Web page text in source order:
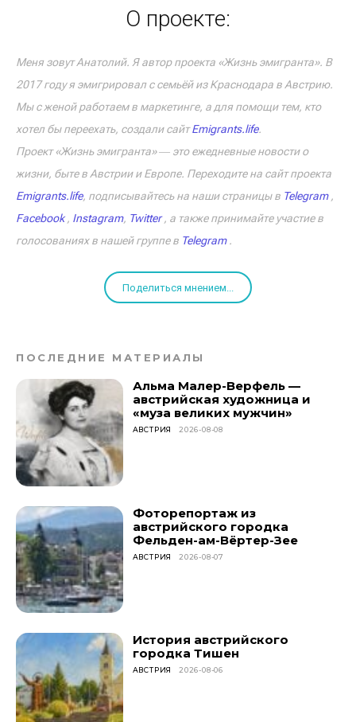
О проекте:
Меня зовут Анатолий. Я автор проекта «Жизнь эмигранта». В
2017 году я эмигрировал с семьёй из Краснодара в Австрию.
Мы с женой работаем в маркетинге, а для помощи тем, кто
хотел бы переехать, создали сайтEmigrants.life.
Проект «Жизнь эмигранта» ― это ежедневные новости о
жизни, быте в Австрии и Европе. Переходите на сайт проекта
Emigrants.life, подписывайтесь на наши страницы в Telegram,
Facebook, Instagram, Twitter, а также принимайте участие в
голосованиях в нашей группе в Telegram.
Поделиться мнением...
ПОСЛЕДНИЕ МАТЕРИАЛЫ
Альма Малер-Верфель —
австрийская художница и
«муза великих мужчин»
АВСТРИЯ 2026-08-08
Фоторепортаж из
австрийского городка
Фельден-ам-Вёртер-Зее
АВСТРИЯ 2026-08-07
История австрийского
городка Тишен
АВСТРИЯ 2026-08-06